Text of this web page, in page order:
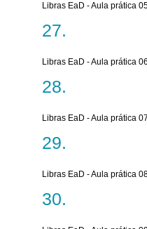
Libras EaD - Aula prática
Libras EaD - Aula prática
Libras EaD - Aula prática
Libras EaD - Aula prática